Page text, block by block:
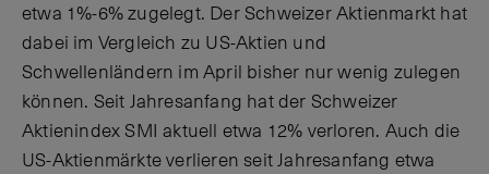
etwa 1%-6% zugelegt. Der Schweizer Aktienmarkt hat
dabei im Vergleich zu US-Aktien und
Schwellenländern im April bisher nur wenig zulegen
können. Seit Jahresanfang hat der Schweizer
Aktienindex SMI aktuell etwa 12% verloren. Auch die
US-Aktienmärkte verlieren seit Jahresanfang etwa